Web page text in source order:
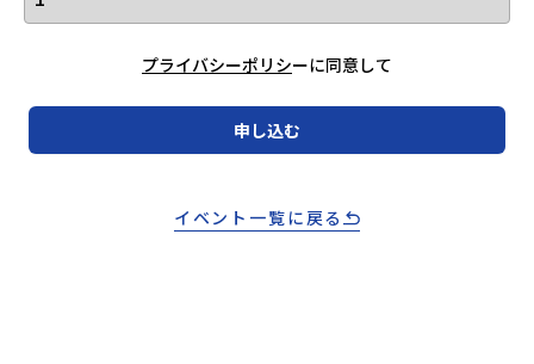
プライバシーポリシーに同意して
申し込む
イベント一覧に戻る